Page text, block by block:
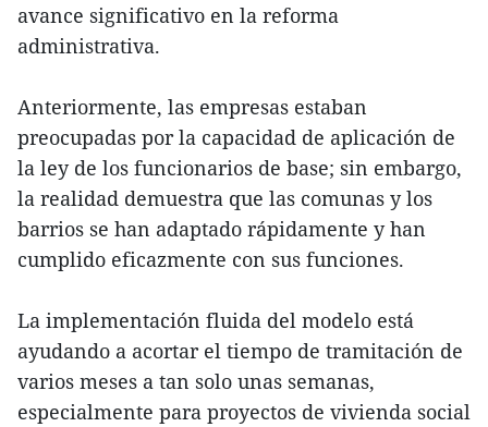
avance significativo en la reforma
administrativa.
Anteriormente, las empresas estaban
preocupadas por la capacidad de aplicación de
la ley de los funcionarios de base; sin embargo,
la realidad demuestra que las comunas y los
barrios se han adaptado rápidamente y han
cumplido eficazmente con sus funciones.
La implementación fluida del modelo está
ayudando a acortar el tiempo de tramitación de
varios meses a tan solo unas semanas,
especialmente para proyectos de vivienda social